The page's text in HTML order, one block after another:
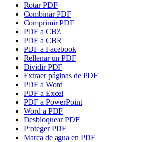
Rotar PDF
Combinar PDF
Comprimir PDF
PDF a CBZ
PDF a CBR
PDF a Facebook
Rellenar un PDF
Dividir PDF
Extraer páginas de PDF
PDF a Word
PDF a Excel
PDF a PowerPoint
Word a PDF
Desbloquear PDF
Proteger PDF
Marca de agua en PDF